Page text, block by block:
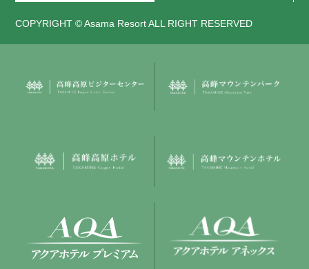
COPYRIGHT © Asama Resort ALL RIGHT RESERVED